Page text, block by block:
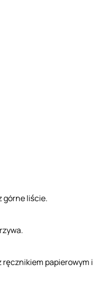
górne liście.
ręcznikiem papierowym i